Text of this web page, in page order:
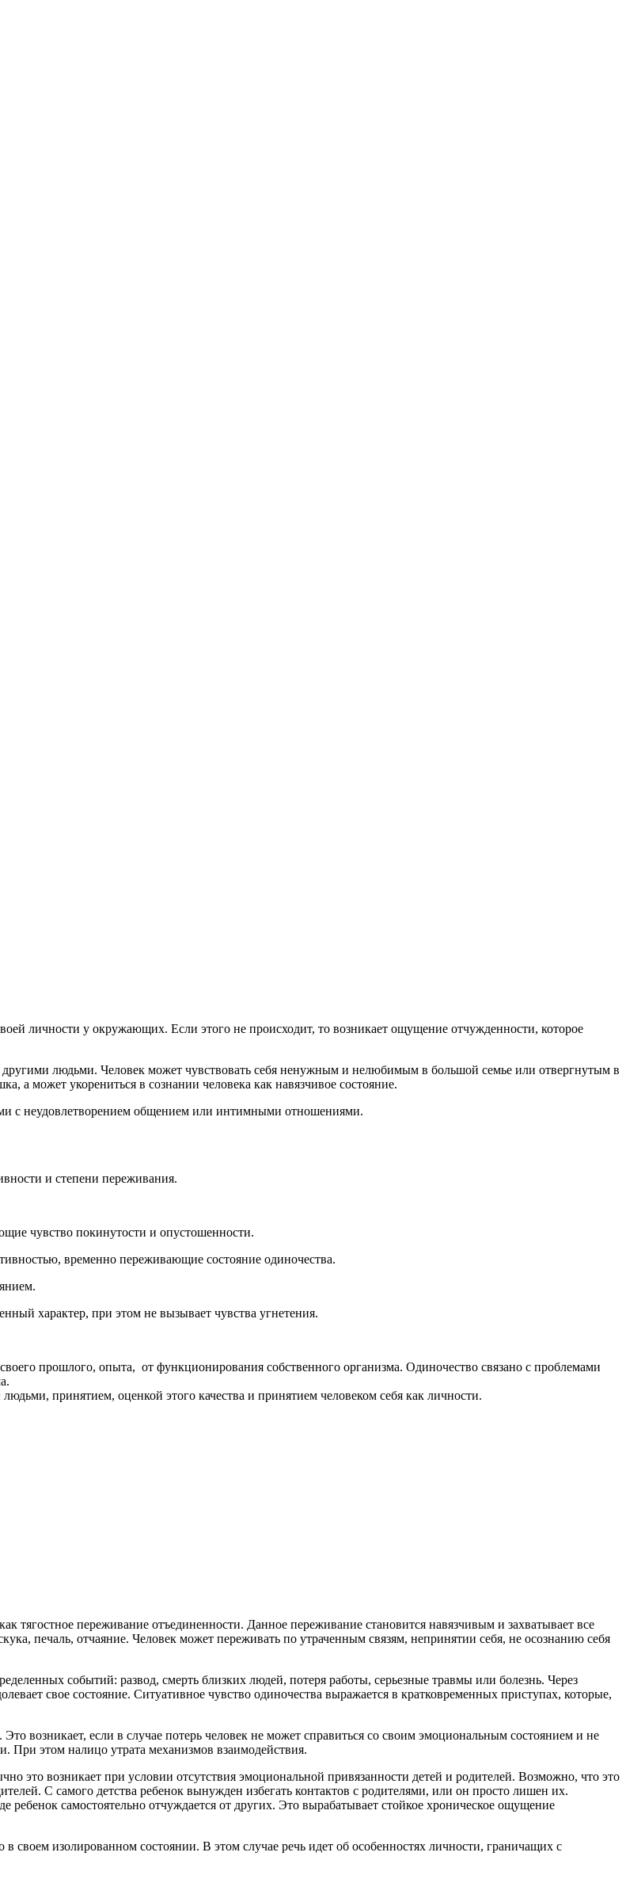
личности у окружающих. Если этого не происходит, то возникает ощущение отчужденности, которое
людьми. Человек может чувствовать себя ненужным и нелюбимым в большой семье или отвергнутым в
а может укорениться в сознании человека как навязчивое состояние.
с неудовлетворением общением или интимными отношениями.
и степени переживания.
чувство покинутости и опустошенности.
временно переживающие состояние одиночества.
характер, при этом не вызывает чувства угнетения.
прошлого, опыта, от функционирования собственного организма. Одиночество связано с проблемами
принятием, оценкой этого качества и принятием человеком себя как личности.
тягостное переживание отъединенности. Данное переживание становится навязчивым и захватывает все
печаль, отчаяние. Человек может переживать по утраченным связям, непринятии себя, не осознанию себя
событий: развод, смерть близких людей, потеря работы, серьезные травмы или болезнь. Через
свое состояние. Ситуативное чувство одиночества выражается в кратковременных приступах, которые,
возникает, если в случае потерь человек не может справиться со своим эмоциональным состоянием и не
этом налицо утрата механизмов взаимодействия.
это возникает при условии отсутствия эмоциональной привязанности детей и родителей. Возможно, что это
С самого детства ребенок вынужден избегать контактов с родителями, или он просто лишен их.
самостоятельно отчуждается от других. Это вырабатывает стойкое хроническое ощущение
своем изолированном состоянии. В этом случае речь идет об особенностях личности, граничащих с